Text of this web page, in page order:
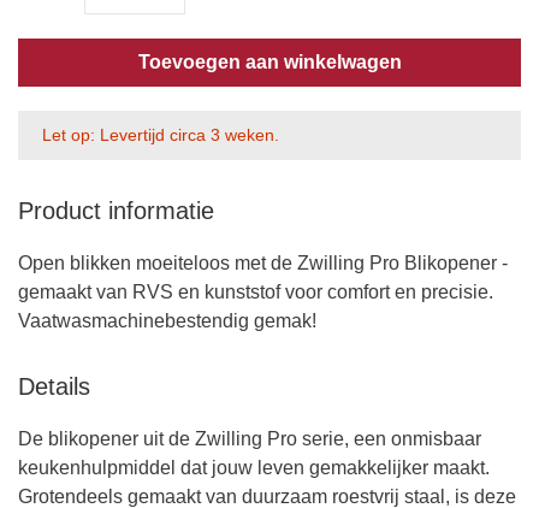
Toevoegen aan winkelwagen
Let op: Levertijd circa 3 weken.
Product informatie
Open blikken moeiteloos met de Zwilling Pro Blikopener -
gemaakt van RVS en kunststof voor comfort en precisie.
Vaatwasmachinebestendig gemak!
Details
De blikopener uit de Zwilling Pro serie, een onmisbaar
keukenhulpmiddel dat jouw leven gemakkelijker maakt.
Grotendeels gemaakt van duurzaam roestvrij staal, is deze